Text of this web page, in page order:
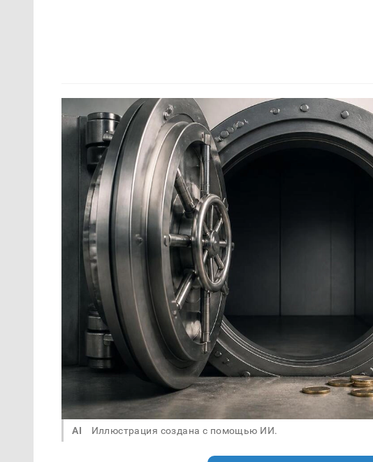
AI Иллюстрация создана с помощью ИИ.